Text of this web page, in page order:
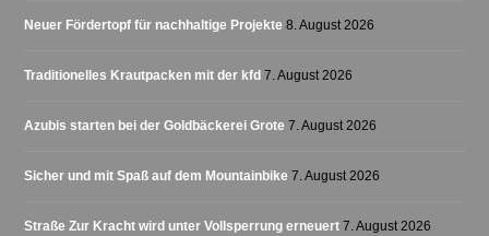
Neuer Fördertopf für nachhaltige Projekte 8. August 2026
Traditionelles Krautpacken mit der kfd 7. August 2026
Azubis starten bei der Goldbäckerei Grote 7. August 2026
Sicher und mit Spaß auf dem Mountainbike 7. August 2026
Straße Zur Kracht wird unter Vollsperrung erneuert 7. August 2026